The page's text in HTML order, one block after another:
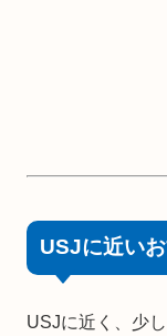
USJに近い
USJに近く、少